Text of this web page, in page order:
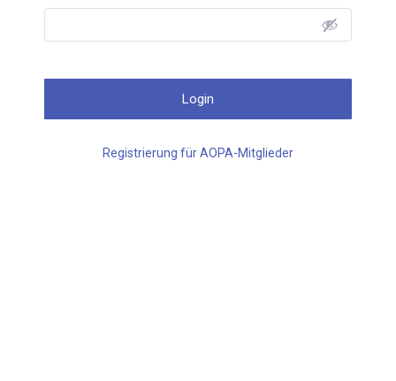
Registrierung für AOPA-Mitglieder